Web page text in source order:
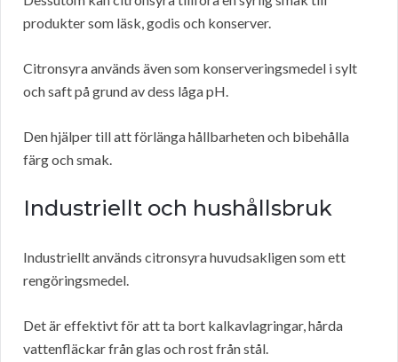
produkter som läsk, godis och konserver.
Citronsyra används även som konserveringsmedel i sylt
och saft på grund av dess låga pH.
Den hjälper till att förlänga hållbarheten och bibehålla
färg och smak.
Industriellt och hushållsbruk
Industriellt används citronsyra huvudsakligen som ett
rengöringsmedel.
Det är effektivt för att ta bort kalkavlagringar, hårda
vattenfläckar från glas och rost från stål.